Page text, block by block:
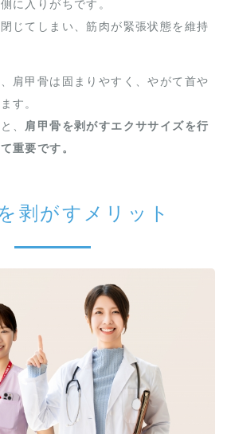
に入りがちです。
じてしまい、筋肉が緊張状態を維持
肩甲骨は固まりやすく、やがて首や
す。
、 肩甲骨を剥がすエクササイズを行
重要です。
剥がすメリット